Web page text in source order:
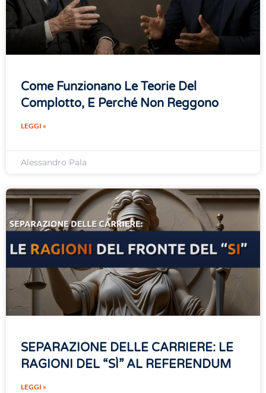
Come Funzionano Le Teorie Del
Complotto, E Perché Non Reggono
LEGGI »
Alessandro Pala
SEPARAZIONE DELLE CARRIERE: LE
RAGIONI DEL “SÌ” AL REFERENDUM
LEGGI »